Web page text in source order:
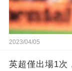
2023/04/05
英超僅出場1次